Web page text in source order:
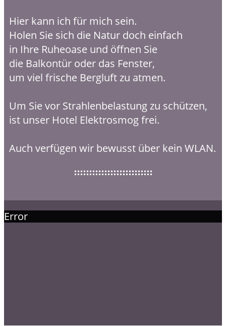
Hier kann ich für mich sein.
Holen Sie sich die Natur doch einfach
in Ihre Ruheoase und öffnen Sie
die Balkontür oder das Fenster,
um viel frische Bergluft zu atmen.
Um Sie vor Strahlenbelastung zu schützen,
ist unser Hotel Elektrosmog frei.
Auch verfügen wir bewusst über kein WLAN.
Error